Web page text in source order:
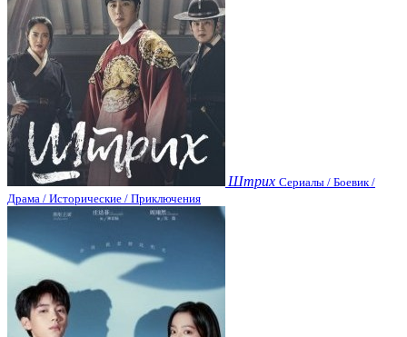
Штрих Сериалы / Боевик /
Драма / Исторические / Приключения